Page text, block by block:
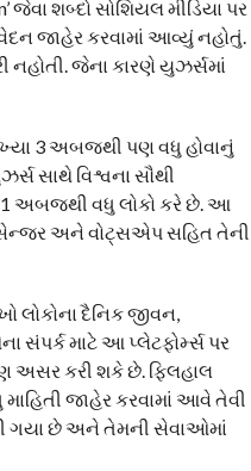
શબ્દો સોશિયલ મીડિયા પર
જાહેર કરવામાં આવ્યું નહોતું.
જેના કારણે યુઝર્સમાં
3 અબજથી પણ વધુ હોવાનું
સાથે વિશ્વના સૌથી
1 અબજથી વધુ લોકો કરે છે. આ
અને વોટ્સએપ સહિત તેની
લોકોના દૈનિક જીવન,
સંપર્ક માટે આ પ્લેટફોર્મ્સ પર
અસર કરી શકે છે. ફિલહાલ
જાહેર કરવામાં આવે તેવી
ગયા છે અને તેમની સેવાઓમાં